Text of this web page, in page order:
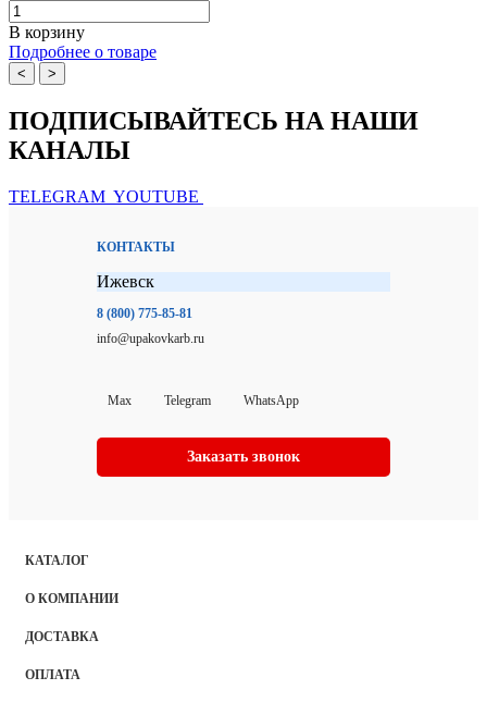
В корзину
Подробнее о товаре
< >
ПОДПИСЫВАЙТЕСЬ НА НАШИ
КАНАЛЫ
TELEGRAM YOUTUBE
КОНТАКТЫ
Ижевск
8 (800) 775-85-81
info@upakovkarb.ru
Max Telegram WhatsApp
Заказать звонок
КАТАЛОГ
О КОМПАНИИ
ДОСТАВКА
ОПЛАТА